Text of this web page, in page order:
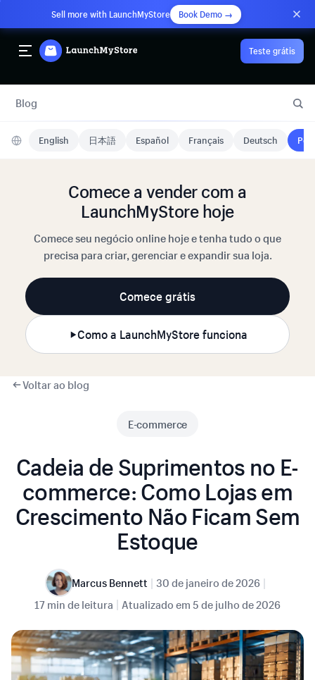
Sell more with LaunchMyStore Book Demo →
Teste grátis
Blog
English 日本語 Español Français Deutsch
Comece a vender com a
LaunchMyStore hoje
Comece seu negócio online hoje e tenha tudo o que
precisa para criar, gerenciar e expandir sua loja.
Comece grátis
Como a LaunchMyStore funciona
Voltar ao blog
E-commerce
Cadeia de Suprimentos no E-
commerce: Como Lojas em
Crescimento Não Ficam Sem
Estoque
Marcus Bennett | 30 de janeiro de 2026 |
17 min de leitura | Atualizado em 5 de julho de 2026